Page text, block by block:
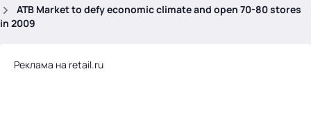
ATB Market to defy economic climate and open 70-80 stores
in 2009
Реклама на retail.ru